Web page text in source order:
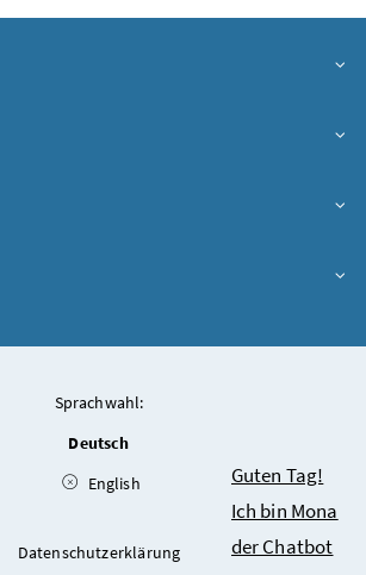
Sprachwahl:
Deutsch
English
Datenschutzerklärung
Chatbot
Guten Tag!
Ich bin Mona
der Chatbot